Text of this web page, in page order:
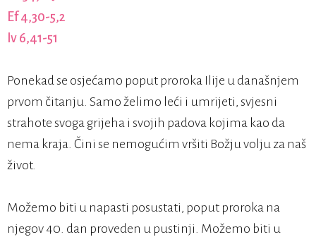
Ef 4,30-5,2
Iv 6,41-51
Ponekad se osjećamo poput proroka Ilije u današnjem
prvom čitanju. Samo želimo leći i umrijeti, svjesni
strahote svoga grijeha i svojih padova kojima kao da
nema kraja. Čini se nemogućim vršiti Božju volju za naš
život.
Možemo biti u napasti posustati, poput proroka na
njegov 40. dan proveden u pustinji. Možemo biti u